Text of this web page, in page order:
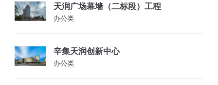
天润广场幕墙（二标段）工程
办公类
辛集天润创新中心
办公类